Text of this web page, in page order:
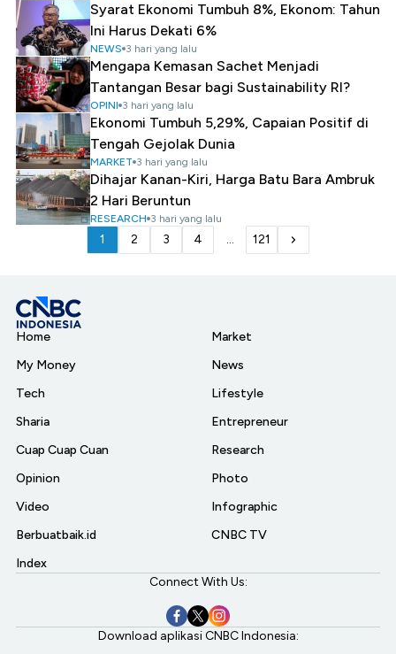
Syarat Ekonomi Tumbuh 8%, Ekonom: Tahun
Ini Harus Dekati 6%
NEWS 3 hari yang lalu
Mengapa Kemasan Sachet Menjadi
Tantangan Besar bagi Sustainability RI?
OPINI 3 hari yang lalu
Ekonomi Tumbuh 5,29%, Capaian Positif di
Tengah Gejolak Dunia
MARKET 3 hari yang lalu
Dihajar Kanan-Kiri, Harga Batu Bara Ambruk
2 Hari Beruntun
RESEARCH 3 hari yang lalu
1 2 3 4 ... 121
Home
My Money
Tech
Sharia
Cuap Cuap Cuan
Opinion
Video
Berbuatbaik.id
Index
Market
News
Lifestyle
Entrepreneur
Research
Photo
Infographic
CNBC TV
Connect With Us:
Download aplikasi CNBC Indonesia: